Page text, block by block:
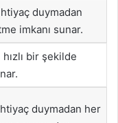
duymadan
imkanı sunar.
bir şekilde
duymadan her